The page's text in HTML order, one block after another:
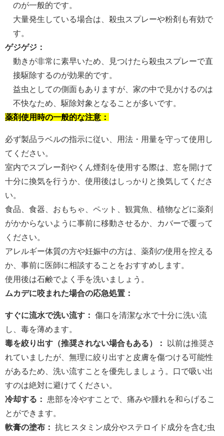
のが一般的です。
大量発生している場合は、殺虫スプレーや粉剤も有効で
す。
ゲジゲジ：
動きが非常に素早いため、見つけたら殺虫スプレーで直
接駆除するのが効果的です。
益虫としての側面もありますが、家の中で見かけるのは
不快なため、駆除対象となることが多いです。
薬剤使用時の一般的な注意：
必ず製品ラベルの指示に従い、用法・用量を守って使用し
てください。
室内でスプレー剤やくん煙剤を使用する際は、窓を開けて
十分に換気を行うか、使用後はしっかりと換気してくださ
い。
食品、食器、おもちゃ、ペット、観賞魚、植物などに薬剤
がかからないように事前に移動させるか、カバーで覆って
ください。
アレルギー体質の方や妊娠中の方は、薬剤の使用を控える
か、事前に医師に相談することをおすすめします。
使用後は石鹸でよく手を洗いましょう。
ムカデに咬まれた場合の応急処置：
すぐに流水で洗い流す：
傷口を清潔な水で十分に洗い流
し、毒を薄めます。
毒を絞り出す（推奨されない場合もある）：
以前は推奨さ
れていましたが、無理に絞り出すと皮膚を傷つける可能性
があるため、洗い流すことを優先しましょう。口で吸い出
すのは絶対に避けてください。
冷却する：
患部を冷やすことで、痛みや腫れを和らげるこ
とができます。
軟膏の塗布：
抗ヒスタミン成分やステロイド成分を含む虫